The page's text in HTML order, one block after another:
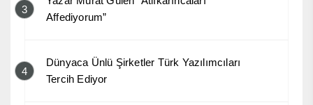
3
Affediyorum”
4
Dünyaca Ünlü Şirketler Türk Yazılımcıları
Tercih Ediyor